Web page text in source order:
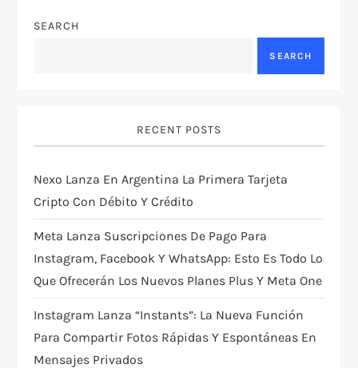
a
g
a
t
i
o
n
SEARCH
SEARCH
RECENT POSTS
Nexo Lanza En Argentina La Primera Tarjeta
Cripto Con Débito Y Crédito
Meta Lanza Suscripciones De Pago Para
Instagram, Facebook Y WhatsApp: Esto Es Todo Lo
Que Ofrecerán Los Nuevos Planes Plus Y Meta One
Instagram Lanza “Instants”: La Nueva Función
Para Compartir Fotos Rápidas Y Espontáneas En
Mensajes Privados